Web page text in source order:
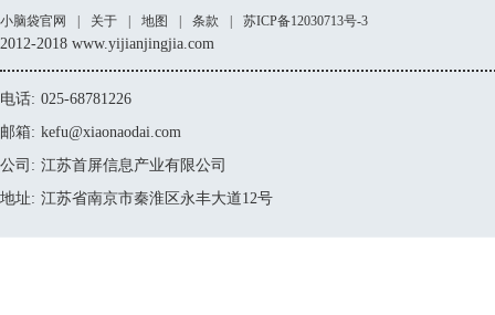
小脑袋官网 关于 地图 条款 苏ICP备12030713号-3
2012-2018 www.yijianjingjia.com
电话: 025-68781226
邮箱: kefu@xiaonaodai.com
公司: 江苏首屏信息产业有限公司
地址: 江苏省南京市秦淮区永丰大道12号